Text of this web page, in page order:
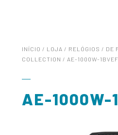
INÍCIO / LOJA / RELÓGIOS / DE
COLLECTION / AE-1000W-1BVEF
AE-1000W-